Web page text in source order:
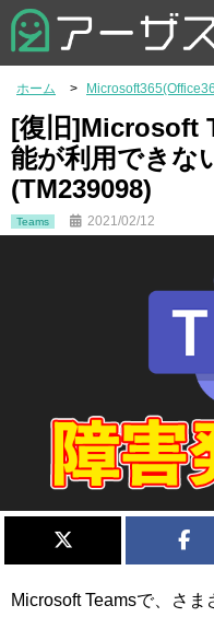
お問い合わせ
ホーム
[復旧]Microsoft
能が利用できな
(TM239098)
Teams 2021/02/12
Microsoft Teamsで、さ